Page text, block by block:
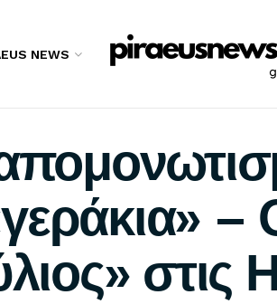
NEWS
–
στις